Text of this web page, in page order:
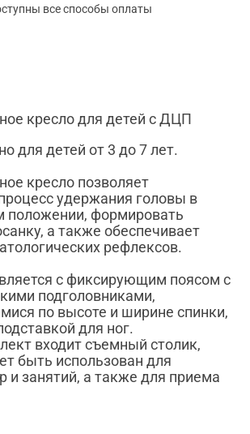
все способы оплаты
кресло для детей с ДЦП
для детей от 3 до 7 лет.
кресло позволяет
удержания головы в
положении, формировать
а также обеспечивает
рефлексов.
с фиксирующим поясом с
подголовниками,
по высоте и ширине спинки,
для ног.
входит съемный столик,
быть использован для
и занятий, а также для приема